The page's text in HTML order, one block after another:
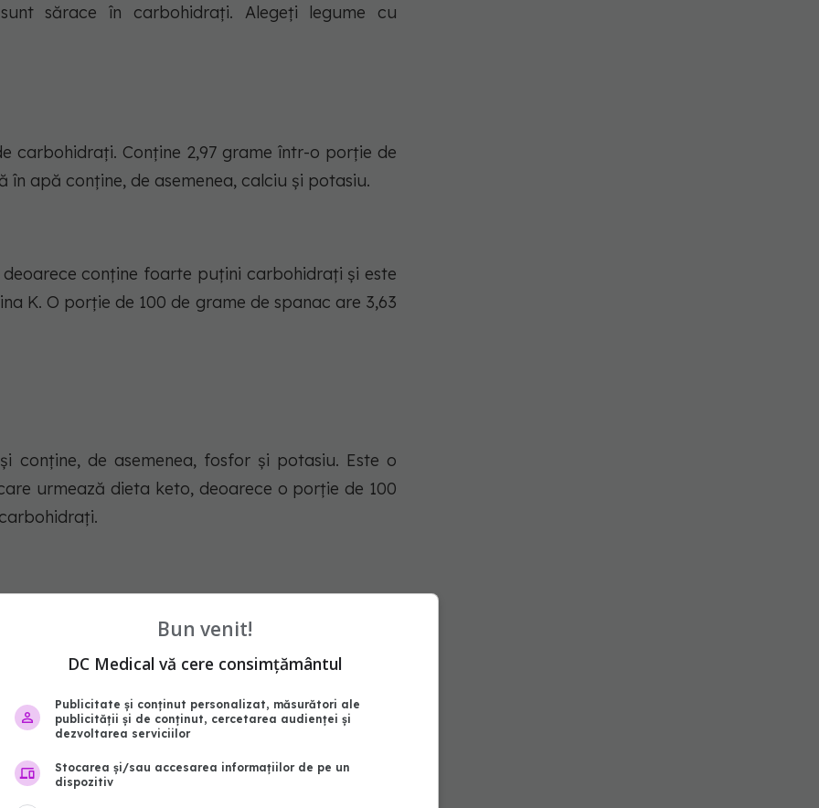
sărace în carbohidrați. Alegeți legume cu
carbohidrați. Conține 2,97 grame într-o porție de
în apă conține, de asemenea, calciu și potasiu.
conține foarte puțini carbohidrați și este
K. O porție de 100 de grame de spanac are 3,63
conține, de asemenea, fosfor și potasiu. Este o
urmează dieta keto, deoarece o porție de 100
folosind salata romă ca bază. Este bogat
doar 4,06 grame de carbohidrați.
sunt pline de potasiu. O porție conține 3,26
o omletă cu gălbenuș de ou, adăugați niște
Bun venit!
DC Medical vă cere consimțământul
Publicitate și conținut personalizat, măsurători ale
publicității și de conținut, cercetarea audienței și
dezvoltarea serviciilor
Stocarea și/sau accesarea informațiilor de pe un
dispozitiv